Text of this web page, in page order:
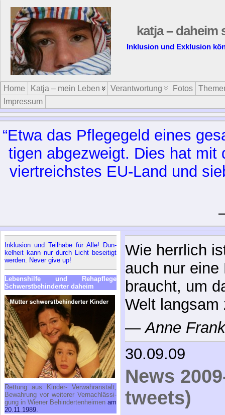
katja – daheim
Inklusion und Exklusion
Home Katja – mein Leben Verantwortung Fotos
Impressum
“Et­wa das Pfle­ge­geld ei­nes
ti­gen ab­ge­zweigt. Dies hat
viertreichs­tes EU-Land und
In­klu­si­on und Teil­ha­be für Al­le! Dun­
kel­heit kann nur durch Licht be­sei­tigt
wer­den. Ne­ver gi­ve up!
Le­bens­hil­fe und Re­h­a­pfle­ge
Schwerst­be­hin­der­ter da­heim
Ret­tung aus Kin­der- Ver­wahr­an­stalt,
Be­wah­rung vor wei­te­rer Ver­nach­läs­si­
gung in Wie­ner Be­hin­der­ten­hei­men am
20.11.1989.
Wie herrlich
auch nur eine
braucht, um
Welt langsam
—Anne Frank
30.09.09
News
tweets)